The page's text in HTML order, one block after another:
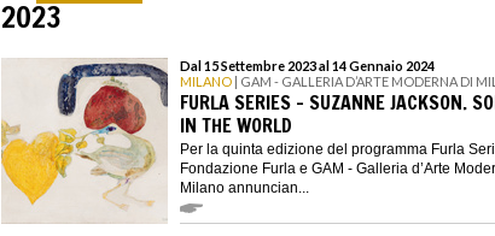
2023
Dal 15 Settembre 2023 al 14 Gennaio 2024
MILANO | GAM - GALLERIA D’ARTE MODERNA DI
FURLA SERIES - SUZANNE JACKSON.
IN THE WORLD
Per la quinta edizione del programma Furla
Fondazione Furla e GAM - Galleria d’Arte
Milano annuncian...